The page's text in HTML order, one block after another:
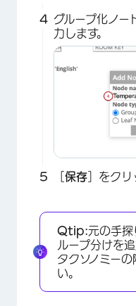
グループ化ノ
力します。
保存 ］をクリ
Qtip:元の手探
ループ分けを
タクソノミー
い。